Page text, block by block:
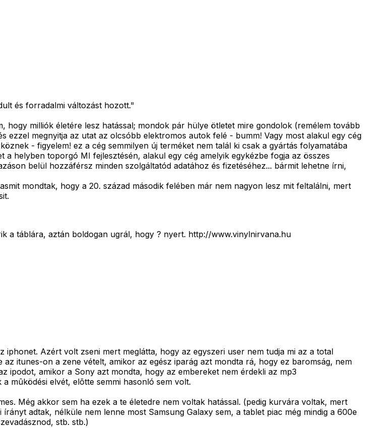
és forradalmi változást hozott."
milliók életére lesz hatással; mondok pár hülye ötletet mire gondolok (remélem tovább
ezzel megnyitja az utat az olcsóbb elektromos autok felé - bumm! Vagy most alakul egy cég
- figyelem! ez a cég semmilyen új terméket nem talál ki csak a gyártás folyamatába
helyben toporgó MI fejlesztésén, alakul egy cég amelyik egykézbe fogja az összes
belül hozzáférsz minden szolgáltatód adatához és fizetéséhez... bármit lehetne írni,
mondtak, hogy a 20. század második felében már nem nagyon lesz mit feltalálni, mert
a táblára, aztán boldogan ugrál, hogy ? nyert. http://www.vinylnirvana.hu
Azért volt zseni mert meglátta, hogy az egyszeri user nem tudja mi az a total
itunes-on a zene vételt, amikor az egész iparág azt mondta rá, hogy ez baromság, nem
ipodot, amikor a Sony azt mondta, hogy az embereket nem érdekli az mp3
mûködési elvét, elõtte semmi hasonló sem volt.
Még akkor sem ha ezek a te életedre nem voltak hatással. (pedig kurvára voltak, mert
adtak, nélküle nem lenne most Samsung Galaxy sem, a tablet piac még mindig a 600e
stb. stb.)